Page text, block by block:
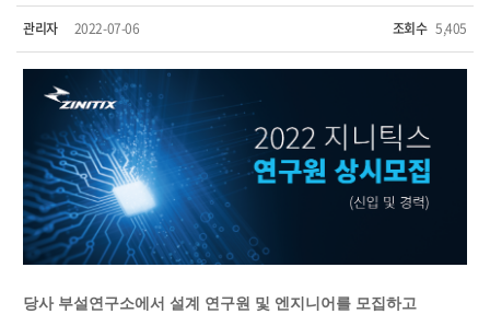
관리자 2022-07-06 조회수 5,405
당사 부설연구소에서 설계 연구원 및 엔지니어를 모집하고